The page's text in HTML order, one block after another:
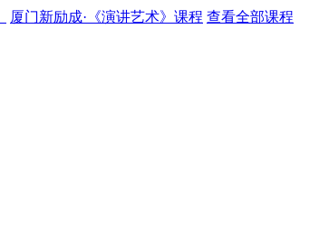
厦门新励成·《演讲艺术》课程 查看全部课程